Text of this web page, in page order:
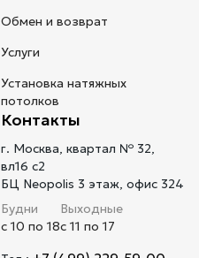
Обмен и возврат
Услуги
Установка натяжных
потолков
Контакты
г. Москва, квартал № 32,
вл16 с2
БЦ Neopolis 3 этаж, офис 324
Будни
с 10 по 18
Выходные
с 11 по 17